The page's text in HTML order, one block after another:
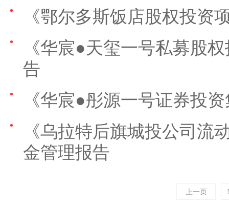
《鄂尔多斯饭店股权投资
《华宸●天玺一号私募股
告
《华宸●彤源一号证券投
《乌拉特后旗城投公司流
金管理报告
上一页